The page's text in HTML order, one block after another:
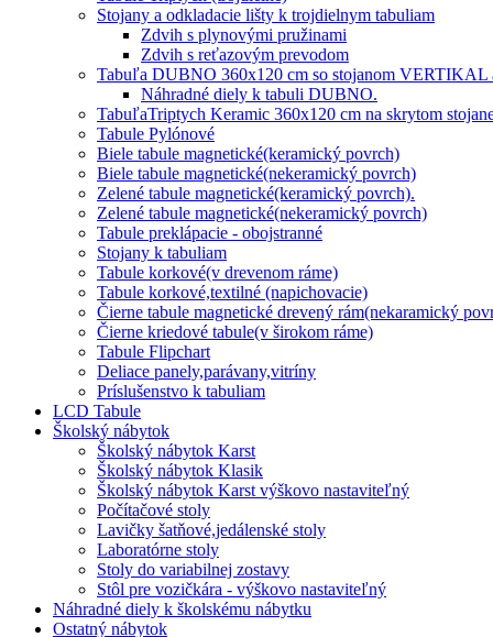
Stojany a odkladacie lišty k trojdielnym tabuliam
Zdvih s plynovými pružinami
Zdvih s reťazovým prevodom
Tabuľa DUBNO 360x120 cm so stojanom VERTIKAL
Náhradné diely k tabuli DUBNO.
TabuľaTriptych Keramic 360x120 cm na skrytom
Tabule Pylónové
Biele tabule magnetické(keramický povrch)
Biele tabule magnetické(nekeramický povrch)
Zelené tabule magnetické(keramický povrch).
Zelené tabule magnetické(nekeramický povrch)
Tabule preklápacie - obojstranné
Stojany k tabuliam
Tabule korkové(v drevenom ráme)
Tabule korkové,textilné (napichovacie)
Čierne tabule magnetické drevený rám(nekaramický
Čierne kriedové tabule(v širokom ráme)
Tabule Flipchart
Deliace panely,parávany,vitríny
Príslušenstvo k tabuliam
LCD Tabule
Školský nábytok
Školský nábytok Karst
Školský nábytok Klasik
Školský nábytok Karst výškovo nastaviteľný
Počítačové stoly
Lavičky šatňové,jedálenské stoly
Laboratórne stoly
Stoly do variabilnej zostavy
Stôl pre vozičkára - výškovo nastaviteľný
Náhradné diely k školskému nábytku
Ostatný nábytok